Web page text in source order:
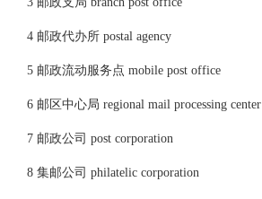
4 邮政代办所 postal agency
5 邮政流动服务点 mobile post office
6 邮区中心局 regional mail processing center
7 邮政公司 post corporation
8 集邮公司 philatelic corporation